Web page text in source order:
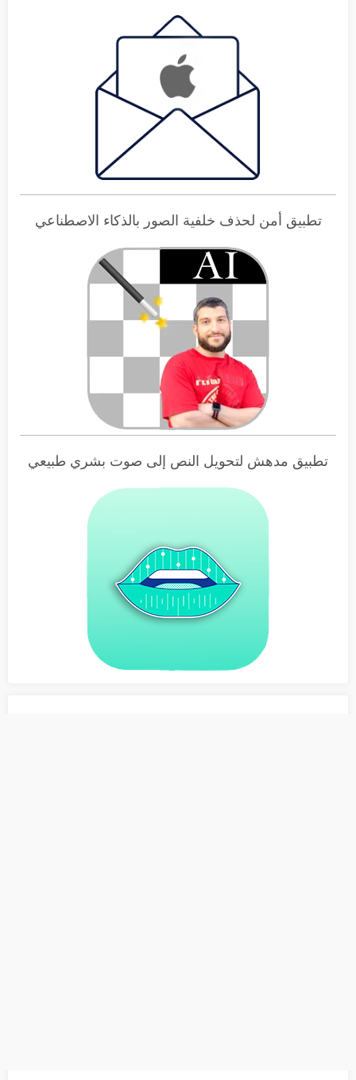
تطبيق أمن لحذف خلفية الصور بالذكاء الاصطناعي
تطبيق مدهش لتحويل النص إلى صوت بشري طبيعي